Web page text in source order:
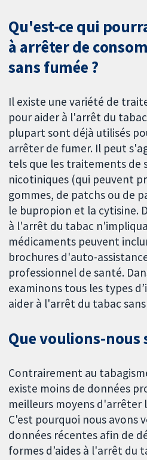
Qu'est-ce qui
à arrêter de
sans fumée ?
Il existe une variété de
pour aider à l'arrêt du
plupart sont déjà utilisés
arrêter de fumer. Il peut
tels que les traitements de
nicotiniques (qui peuvent
gommes, de patchs ou de
le bupropion et la cytisine.
à l'arrêt du tabac
médicaments peuvent
brochures d'auto-
professionnel de santé.
examinons tous les types
aider à l'arrêt du tabac
Que voulions‐nous
Contrairement au
existe moins de données
meilleurs moyens d'arrêter
C'est pourquoi nous avons
données récentes afin de
formes d’aides à l'arrêt du